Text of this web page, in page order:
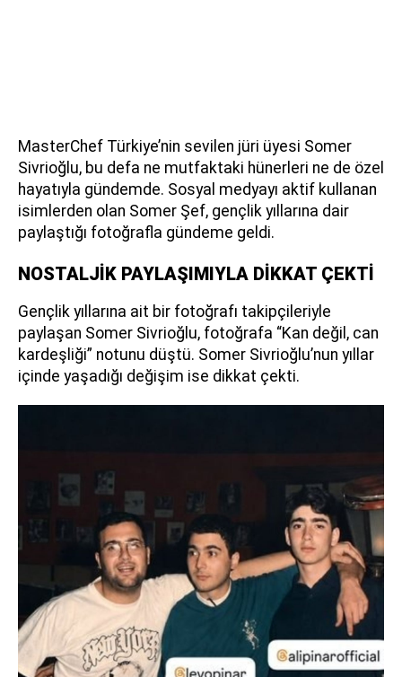
MasterChef Türkiye’nin sevilen jüri üyesi Somer
Sivrioğlu, bu defa ne mutfaktaki hünerleri ne de özel
hayatıyla gündemde. Sosyal medyayı aktif kullanan
isimlerden olan Somer Şef, gençlik yıllarına dair
paylaştığı fotoğrafla gündeme geldi.
NOSTALJİK PAYLAŞIMIYLA DİKKAT ÇEKTİ
Gençlik yıllarına ait bir fotoğrafı takipçileriyle
paylaşan Somer Sivrioğlu, fotoğrafa “Kan değil, can
kardeşliği” notunu düştü. Somer Sivrioğlu’nun yıllar
içinde yaşadığı değişim ise dikkat çekti.